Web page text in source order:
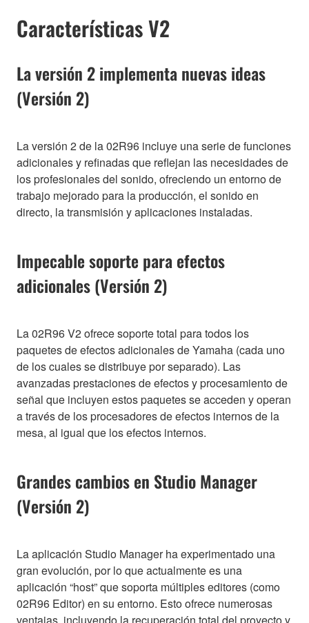
Características V2
La versión 2 implementa nuevas ideas
(Versión 2)
La versión 2 de la 02R96 incluye una serie de funciones
adicionales y refinadas que reflejan las necesidades de
los profesionales del sonido, ofreciendo un entorno de
trabajo mejorado para la producción, el sonido en
directo, la transmisión y aplicaciones instaladas.
Impecable soporte para efectos
adicionales (Versión 2)
La 02R96 V2 ofrece soporte total para todos los
paquetes de efectos adicionales de Yamaha (cada uno
de los cuales se distribuye por separado). Las
avanzadas prestaciones de efectos y procesamiento de
señal que incluyen estos paquetes se acceden y operan
a través de los procesadores de efectos internos de la
mesa, al igual que los efectos internos.
Grandes cambios en Studio Manager
(Versión 2)
La aplicación Studio Manager ha experimentado una
gran evolución, por lo que actualmente es una
aplicación “host” que soporta múltiples editores (como
02R96 Editor) en su entorno. Esto ofrece numerosas